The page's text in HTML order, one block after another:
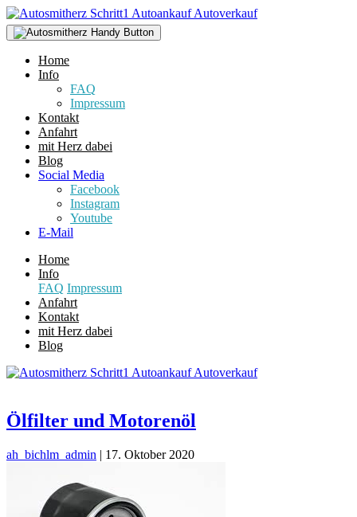
Home
Info
FAQ
Impressum
Kontakt
Anfahrt
mit Herz dabei
Blog
Social Media
Facebook
Instagram
Youtube
E-Mail
Home
Info
FAQ Impressum
Anfahrt
Kontakt
mit Herz dabei
Blog
Ölfilter und Motorenöl
ah_bichlm_admin | 17. Oktober 2020